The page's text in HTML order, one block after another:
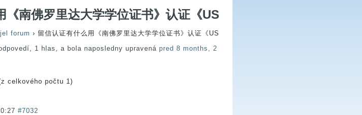
《南佛罗里达大学学位证书》认证《US
forum › 留信认证有什么用《南佛罗里达大学学位证书》认证《US
1 hlas, a bola naposledny upravená pred 8 months, 2
celkového počtu 1)
#7032